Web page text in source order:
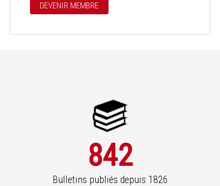
DEVENIR MEMBRE
842
Bulletins publiés depuis 1826